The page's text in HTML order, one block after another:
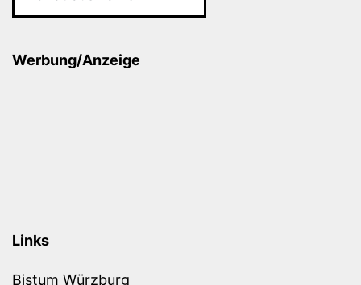
Werbung/Anzeige
Links
Bistum Würzburg